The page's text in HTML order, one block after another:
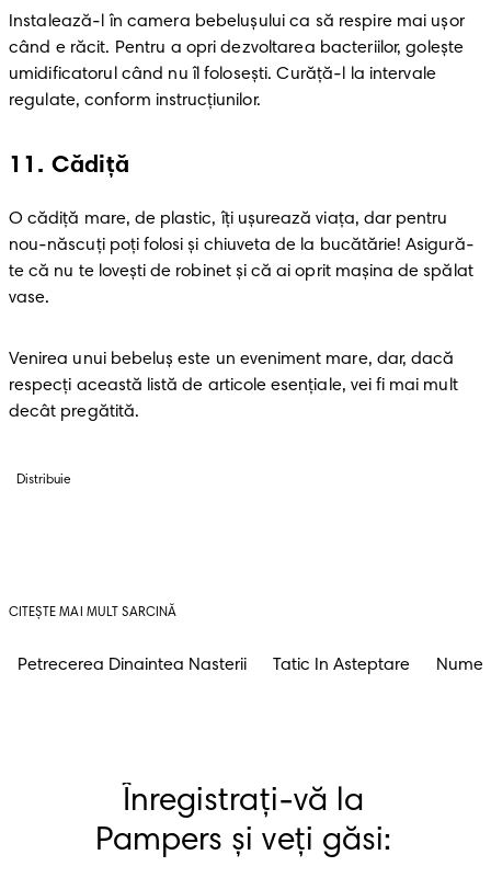
Instalează-l în camera bebeluşului ca să respire mai uşor
când e răcit. Pentru a opri dezvoltarea bacteriilor, goleşte
umidificatorul când nu îl foloseşti. Curăţă-l la intervale
regulate, conform instrucţiunilor.
11 . Cădiţă
O cădiţă mare, de plastic, îţi uşurează viaţa, dar pentru
nou-născuţi poţi folosi şi chiuveta de la bucătărie! Asigură-
te că nu te loveşti de robinet şi că ai oprit maşina de spălat
vase.
Venirea unui bebeluş este un eveniment mare, dar, dacă
respecţi această listă de articole esenţiale, vei fi mai mult
decât pregătită.
Distribuie
CITEȘTE MAI MULT SARCINĂ
Petrecerea Dinaintea Nasterii Tatic In Asteptare Nume
Înregistrați-vă la
Pampers și veți găsi: